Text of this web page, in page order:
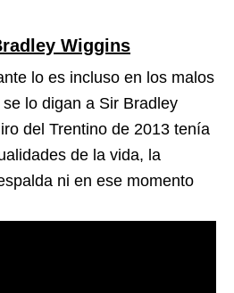
Wiggins
lo es incluso en los malos
lo digan a Sir Bradley
del Trentino de 2013 tenía
de la vida, la
ni en ese momento